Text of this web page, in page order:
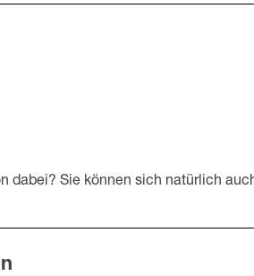
dabei? Sie können sich natürlich